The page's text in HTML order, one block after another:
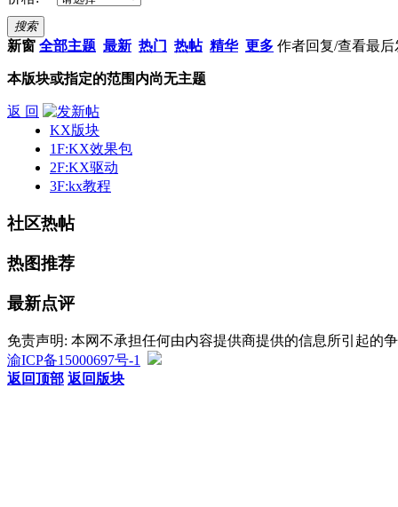
搜索
新窗 全部主题 最新 热门 热帖 精华 更多 作者回复/查看最后
本版块或指定的范围内尚无主题
返 回
KX版块
1F:KX效果包
2F:KX驱动
3F:kx教程
社区热帖
热图推荐
最新点评
免责声明: 本网不承担任何由内容提供商提供的信息所引起的
渝ICP备15000697号-1
返回顶部 返回版块